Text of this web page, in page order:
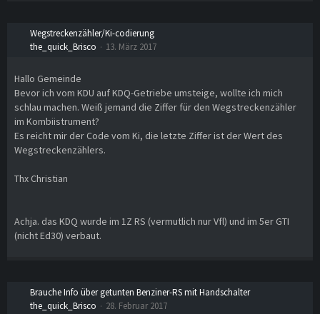
Wegstreckenzähler/Ki-codierung
the_quick_Brisco
13. März 2017
Hallo Gemeinde
Bevor ich vom KDU auf KDQ-Getriebe umsteige, wollte ich mich
schlau machen. Weiß jemand die Ziffer für den Wegstreckenzähler
im Kombiistrument?
Es reicht mir der Code vom Ki, die letzte Ziffer ist der Wert des
Wegstreckenzählers.
Thx Christian
Achja. das KDQ wurde im 1Z RS (vermutlich nur Vfl) und im 5er GTI
(nicht Ed30) verbaut.
Brauche Info über getunten Benziner-RS mit Handschalter
the_quick_Brisco
28. Februar 2017